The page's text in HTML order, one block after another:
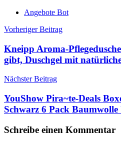
Angebote Bot
Beitragsnavigation
Vorheriger Beitrag
Kneipp Aroma-
gibt, Duschgel mit
Nächster Beitrag
YouShow Pira~te-Deals
Schwarz 6 Pack
Schreibe einen Kommentar